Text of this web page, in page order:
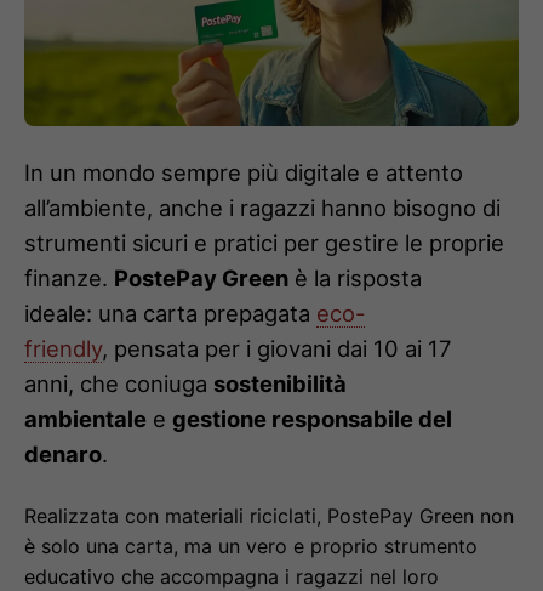
In un mondo sempre più digitale e attento
all’ambiente, anche i ragazzi hanno bisogno di
strumenti sicuri e pratici per gestire le proprie
finanze. PostePay Green è la risposta
ideale: una carta prepagata eco-
friendly, pensata per i giovani dai 10 ai 17
anni, che coniuga sostenibilità
ambientale e gestione responsabile del
denaro.
Realizzata con materiali riciclati, PostePay Green non
è solo una carta, ma un vero e proprio strumento
educativo che accompagna i ragazzi nel loro